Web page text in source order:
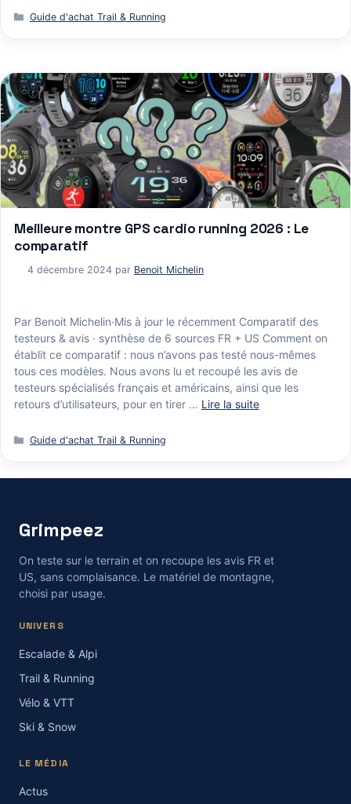
Catégories
Guide d'achat Trail & Running
Meilleure montre GPS cardio running 2026 : Le
comparatif
4 décembre 2024 par Benoit Michelin
Par Benoit Michelin·Mis à jour le récemment Comparatif des
testeurs & avis · synthèse de 6 sources FR + US Comment on
établit ce comparatif : nous n’avons pas testé nous-mêmes
tous ces modèles. Nous avons lu et recoupé les avis de
testeurs spécialisés français et américains, ainsi que les
retours d’utilisateurs, pour en tirer … Lire la suite
Catégories
Guide d'achat Trail & Running
Grimpeez
On teste sur le terrain et on recoupe les avis FR et
US, sans complaisance. Le matériel de montagne,
choisi par usage.
UNIVERS
Escalade & Alpi
Trail & Running
Vélo & VTT
Ski & Snow
LE MÉDIA
Actus